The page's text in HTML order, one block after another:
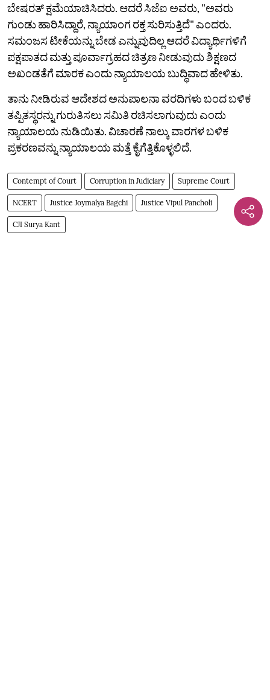
ಬೇಷರತ್‌ ಕ್ಷಮೆಯಾಚಿಸಿದರು. ಆದರೆ ಸಿಜೆಐ ಅವರು, "ಅವರು
ಗುಂಡು ಹಾರಿಸಿದ್ದಾರೆ, ನ್ಯಾಯಾಂಗ ರಕ್ತ ಸುರಿಸುತ್ತಿದೆ" ಎಂದರು.
ಸಮಂಜಸ ಟೀಕೆಯನ್ನು ಬೇಡ ಎನ್ನುವುದಿಲ್ಲ ಆದರೆ ವಿದ್ಯಾರ್ಥಿಗಳಿಗೆ
ಪಕ್ಷಪಾತದ ಮತ್ತು ಪೂರ್ವಾಗ್ರಹದ ಚಿತ್ರಣ ನೀಡುವುದು ಶಿಕ್ಷಣದ
ಅಖಂಡತೆಗೆ ಮಾರಕ ಎಂದು ನ್ಯಾಯಾಲಯ ಬುದ್ಧಿವಾದ ಹೇಳಿತು.
ತಾನು ನೀಡಿರುವ ಆದೇಶದ ಅನುಪಾಲನಾ ವರದಿಗಳು ಬಂದ ಬಳಿಕ
ತಪ್ಪಿತಸ್ಥರನ್ನು ಗುರುತಿಸಲು ಸಮಿತಿ ರಚಿಸಲಾಗುವುದು ಎಂದು
ನ್ಯಾಯಾಲಯ ನುಡಿಯಿತು. ವಿಚಾರಣೆ ನಾಲ್ಕು ವಾರಗಳ ಬಳಿಕ
ಪ್ರಕರಣವನ್ನು ನ್ಯಾಯಾಲಯ ಮತ್ತೆ ಕೈಗೆತ್ತಿಕೊಳ್ಳಲಿದೆ.
Contempt of Court Corruption in Judiciary Supreme Court
NCERT Justice Joymalya Bagchi Justice Vipul Pancholi
CJI Surya Kant